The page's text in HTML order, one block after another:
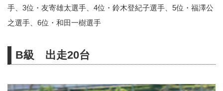
手、3位・友寄雄太選手、4位・鈴木登紀子選手、5位・福澤公
之選手、6位・和田一樹選手
B級 出走20台